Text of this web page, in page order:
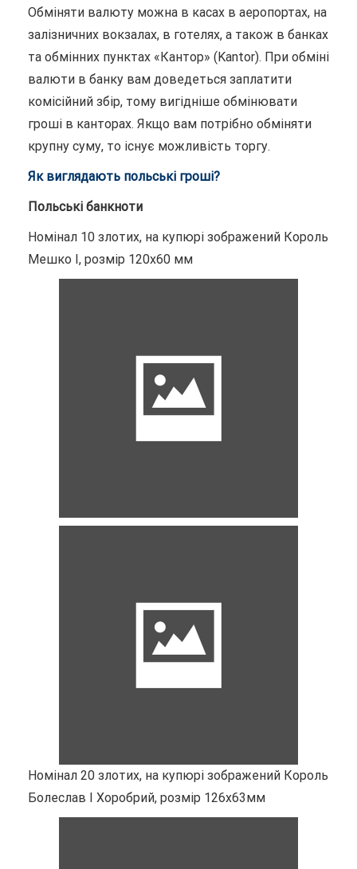
Обміняти валюту можна в касах в аеропортах, на
залізничних вокзалах, в готелях, а також в банках
та обмінних пунктах «Кантор» (Kantor). При обміні
валюти в банку вам доведеться заплатити
комісійний збір, тому вигідніше обмінювати
гроші в канторах. Якщо вам потрібно обміняти
крупну суму, то існує можливість торгу.
Як виглядають польські гроші?
Польські банкноти
Номінал 10 злотих, на купюрі зображений Король
Мешко I, розмір 120х60 мм
Номінал 20 злотих, на купюрі зображений Король
Болеслав I Хоробрий, розмір 126х63мм